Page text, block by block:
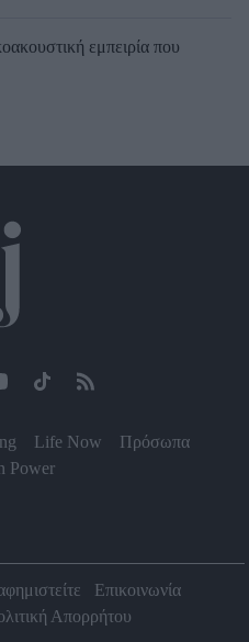
εμπειρία που
Life Now
Πρόσωπα
Power
Επικοινωνία
Απορρήτου